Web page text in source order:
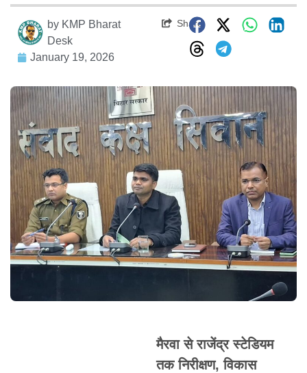
by KMP Bharat
Desk
January 19, 2026
Share
मैरवा से राजेंद्र स्टेडियम
तक निरीक्षण, विकास